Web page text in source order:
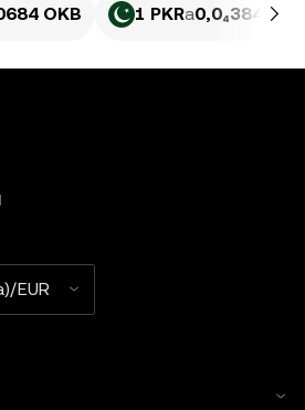
OKB 1 PKRa0,0₄3845
EUR